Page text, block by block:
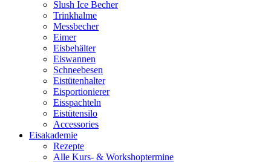
Slush Ice Becher
Trinkhalme
Messbecher
Eimer
Eisbehälter
Eiswannen
Schneebesen
Eistütenhalter
Eisportionierer
Eisspachteln
Eistütensilo
Accessories
Eisakademie
Rezepte
Alle Kurs- & Workshoptermine